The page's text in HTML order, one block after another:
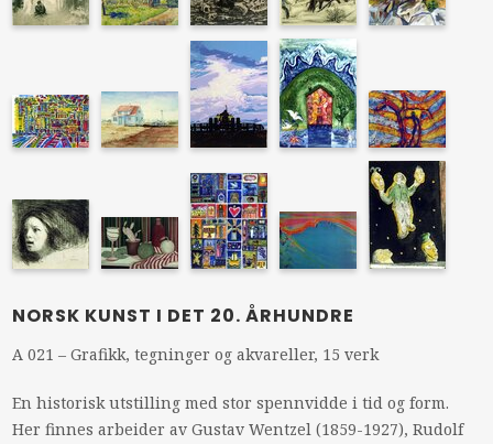
NORSK KUNST I DET 20. ÅRHUNDRE
A 021 – Grafikk, tegninger og akvareller, 15 verk
En historisk utstilling med stor spennvidde i tid og form.
Her finnes arbeider av Gustav Wentzel (1859-1927), Rudolf